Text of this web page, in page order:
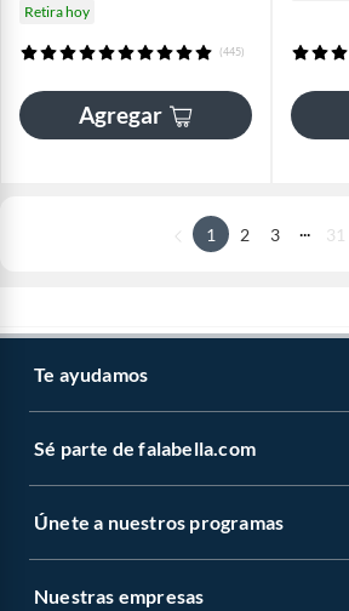
Retira hoy
(445)
Agregar
1 2 3 31
Te ayudamos
Sé parte de falabella.com
Únete a nuestros programas
Nuestras empresas